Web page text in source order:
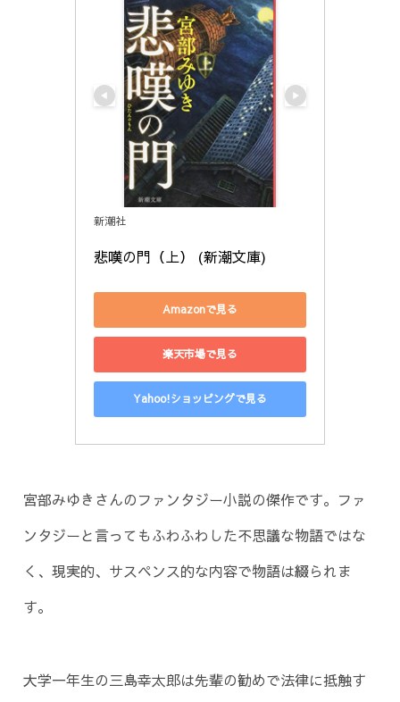
新潮社
悲嘆の門（上） (新潮文庫)
Amazonで見る
楽天市場で見る
Yahoo!ショッピングで見る
宮部みゆきさんのファンタジー小説の傑作です。ファ
ンタジーと言ってもふわふわした不思議な物語ではな
く、現実的、サスペンス的な内容で物語は綴られま
す。
大学一年生の三島幸太郎は先輩の勧めで法律に抵触す